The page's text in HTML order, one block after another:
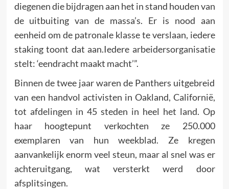
diegenen die bijdragen aan het in stand houden van
de uitbuiting van de massa’s. Er is nood aan
eenheid om de patronale klasse te verslaan, iedere
staking toont dat aan.Iedere arbeidersorganisatie
stelt: ‘eendracht maakt macht’”.
Binnen de twee jaar waren de Panthers uitgebreid
van een handvol activisten in Oakland, Californië,
tot afdelingen in 45 steden in heel het land. Op
haar hoogtepunt verkochten ze 250.000
exemplaren van hun weekblad. Ze kregen
aanvankelijk enorm veel steun, maar al snel was er
achteruitgang, wat versterkt werd door
afsplitsingen.